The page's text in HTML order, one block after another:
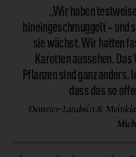
„Wir haben
hineingeschmuggelt – und
sie wächst. Wir hatten
Karotten aussehen.
Pflanzen sind ganz
dass das so
Demeter-Landwirt &